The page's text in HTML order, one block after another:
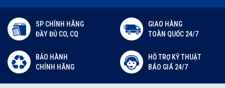
SP CHÍNH HÃNG
ĐẦY ĐỦ CO, CQ
GIAO HÀNG
TOÀN QUỐC 24/7
BẢO HÀNH
CHÍNH HÃNG
HỖ TRỢ KỸ THUẬT
BÁO GIÁ 24/7